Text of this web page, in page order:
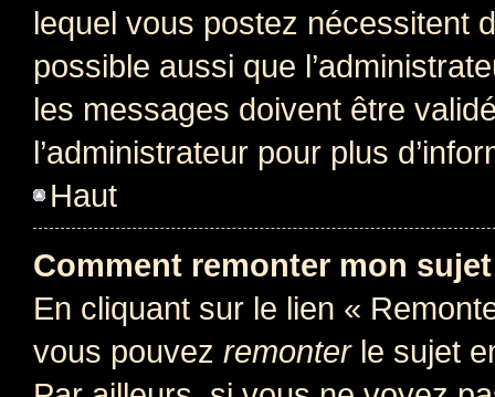
lequel vous postez nécessitent
possible aussi que
les messages doivent être
l’administrateur pour plus
Haut
Comment remonter mon
En cliquant sur le lien «
vous pouvez remonterle sujet